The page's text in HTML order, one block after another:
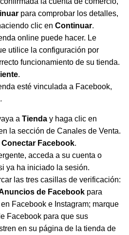
para comprobar los detalles,
clic en Continuar.
online puede hacer. Le
utilice la configuración por
funcionamiento de su tienda.
.
esté vinculada a Facebook,
.
a Tienda y haga clic en
la sección de Canales de Venta.
Conectar Facebook.
acceda a su cuenta o
ya ha iniciado la sesión.
las tres casillas de verificación:
de Facebook para
Facebook e Instagram; marque
Facebook para que sus
en su página de la tienda de